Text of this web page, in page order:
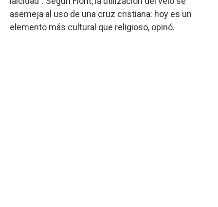
asemeja al uso de una cruz cristiana: hoy es un
elemento más cultural que religioso, opinó.